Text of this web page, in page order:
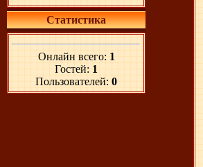
Статистика
Онлайн всего: 1
Гостей: 1
Пользователей: 0